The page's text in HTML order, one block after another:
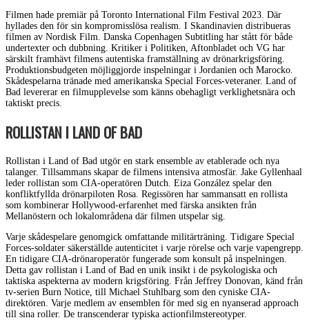
Filmen hade premiär på Toronto International Film Festival 2023. Där
hyllades den för sin kompromisslösa realism. I Skandinavien distribueras
filmen av Nordisk Film. Danska Copenhagen Subtitling har stått för både
undertexter och dubbning. Kritiker i Politiken, Aftonbladet och VG har
särskilt framhävt filmens autentiska framställning av drönarkrigsföring.
Produktionsbudgeten möjliggjorde inspelningar i Jordanien och Marocko.
Skådespelarna tränade med amerikanska Special Forces-veteraner. Land of
Bad levererar en filmupplevelse som känns obehagligt verklighetsnära och
taktiskt precis.
ROLLISTAN I LAND OF BAD
Rollistan i Land of Bad utgör en stark ensemble av etablerade och nya
talanger. Tillsammans skapar de filmens intensiva atmosfär. Jake Gyllenhaal
leder rollistan som CIA-operatören Dutch. Eiza González spelar den
konfliktfyllda drönarpiloten Rosa. Regissören har sammansatt en rollista
som kombinerar Hollywood-erfarenhet med färska ansikten från
Mellanöstern och lokalområdena där filmen utspelar sig.
Varje skådespelare genomgick omfattande militärträning. Tidigare Special
Forces-soldater säkerställde autenticitet i varje rörelse och varje vapengrepp.
En tidigare CIA-drönaroperatör fungerade som konsult på inspelningen.
Detta gav rollistan i Land of Bad en unik insikt i de psykologiska och
taktiska aspekterna av modern krigsföring. Från Jeffrey Donovan, känd från
tv-serien Burn Notice, till Michael Stuhlbarg som den cyniske CIA-
direktören. Varje medlem av ensemblen för med sig en nyanserad approach
till sina roller. De transcenderar typiska actionfilmstereotyper.